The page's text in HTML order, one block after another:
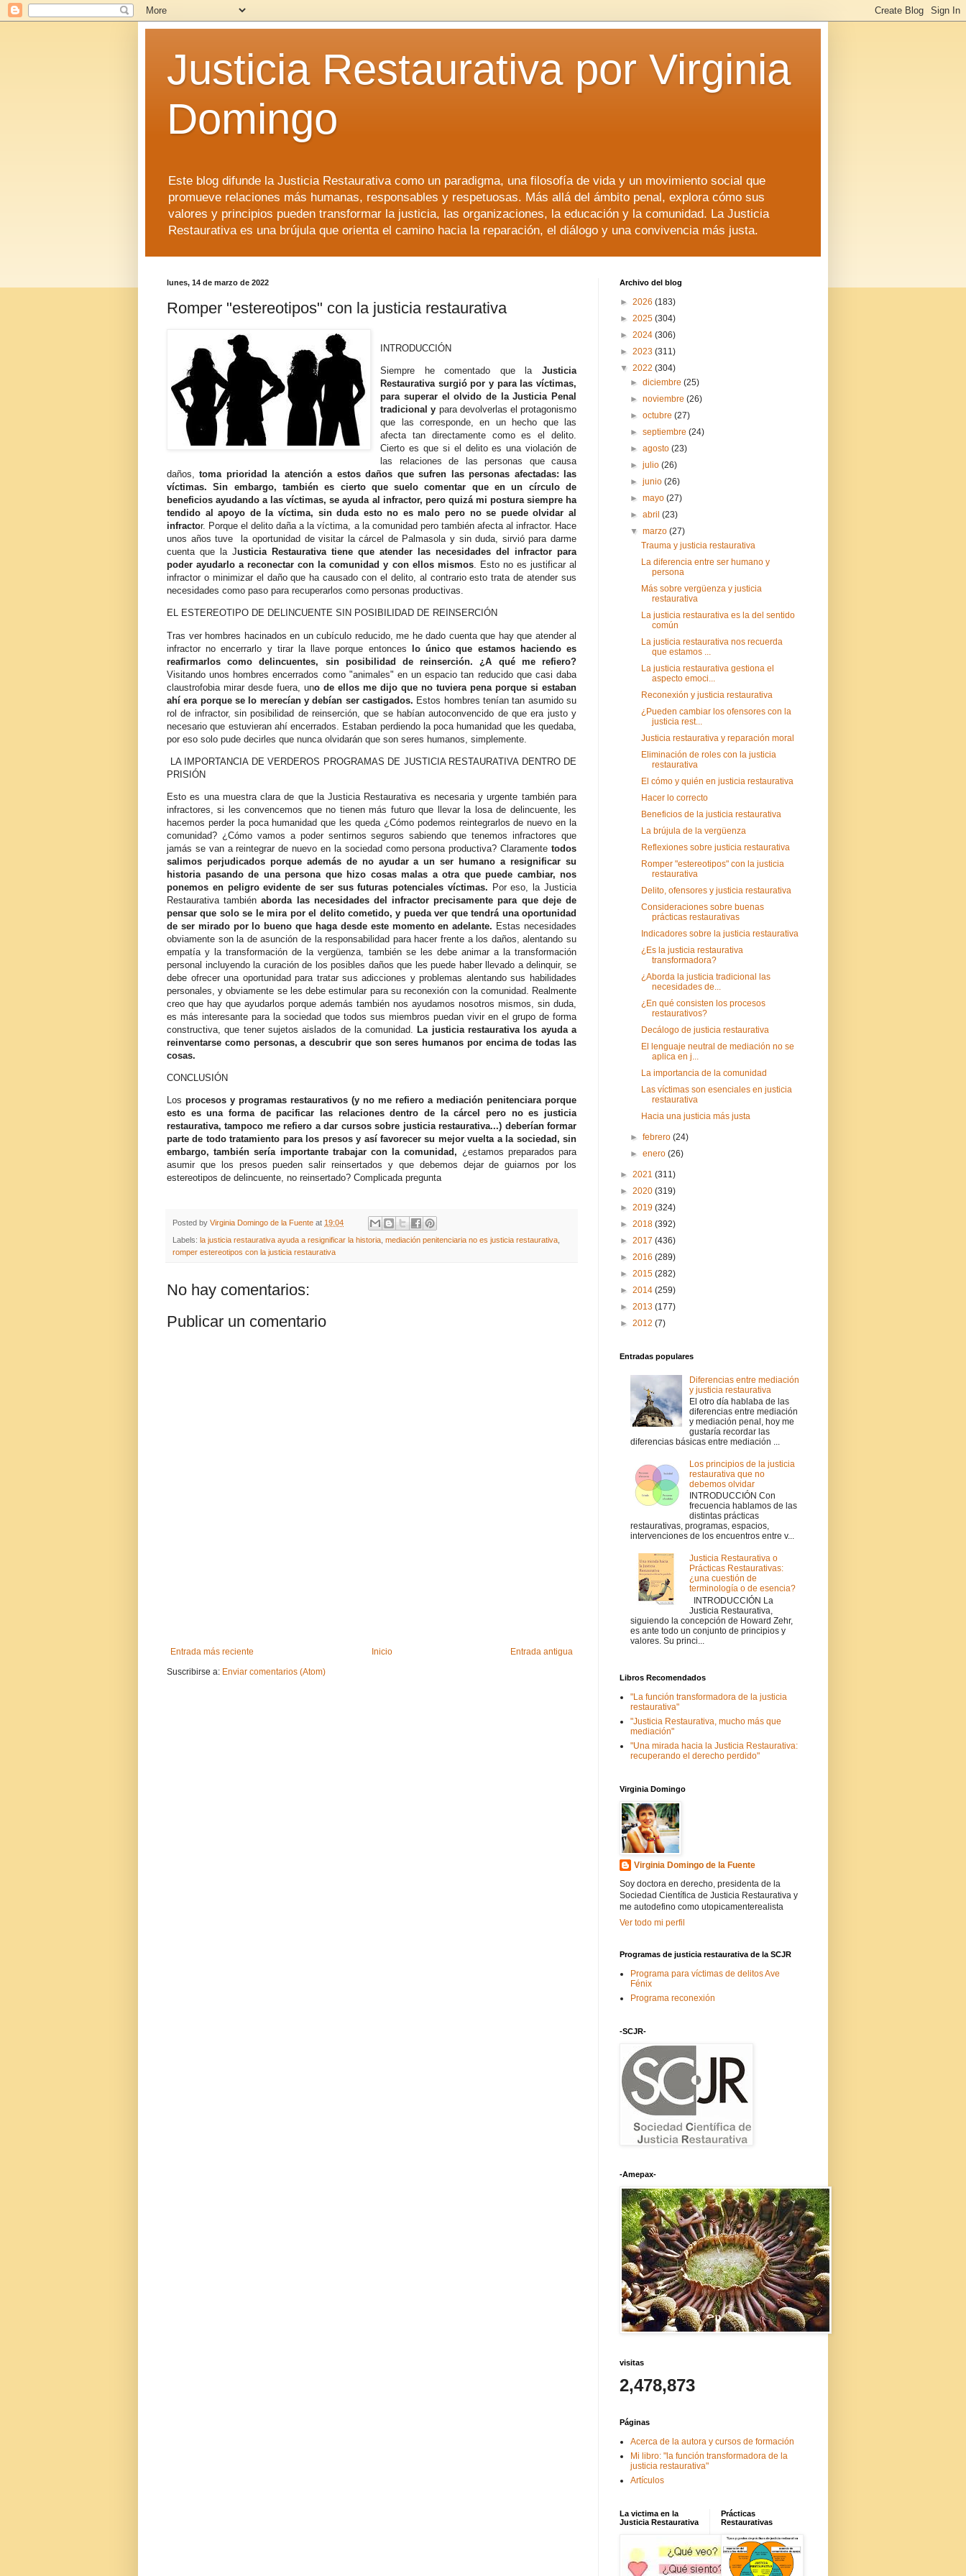
Justicia Restaurativa por Virginia
Domingo
Este blog difunde la Justicia Restaurativa como un paradigma, una filosofía de vida y un movimiento social que
promueve relaciones más humanas, responsables y respetuosas. Más allá del ámbito penal, explora cómo sus
valores y principios pueden transformar la justicia, las organizaciones, la educación y la comunidad. La Justicia
Restaurativa es una brújula que orienta el camino hacia la reparación, el diálogo y una convivencia más justa.
lunes, 14 de marzo de 2022
Romper "estereotipos" con la justicia restaurativa
INTRODUCCIÓN
Siempre he comentado que la Justicia
Restaurativa surgió por y para las víctimas,
para superar el olvido de la Justicia Penal
tradicional y para devolverlas el protagonismo
que las corresponde, en un hecho que las
afecta tan directamente como es el delito.
Cierto es que si el delito es una violación de
las relaciones de las personas que causa
daños,toma prioridad la atención a estos daños que sufren las personas afectadas: las
víctimas. Sin embargo, también es cierto que suelo comentar que en un círculo de
beneficios ayudando a las víctimas, se ayuda al infractor, pero quizá mi postura siempre ha
tendido al apoyo de la víctima, sin duda esto no es malo pero no se puede olvidar al
infractor. Porque el delito daña a la víctima, a la comunidad pero también afecta al infractor. Hace
unos años tuve la oportunidad de visitar la cárcel de Palmasola y sin duda, sirvió para darme
cuenta que la Justicia Restaurativa tiene que atender las necesidades del infractor para
poder ayudarlo a reconectar con la comunidad y con ellos mismos. Esto no es justificar al
infractor o minimizar el daño que ha causado con el delito, al contrario esto trata de atender sus
necesidades como paso para recuperarlos como personas productivas.
EL ESTEREOTIPO DE DELINCUENTE SIN POSIBILIDAD DE REINSERCIÓN
Tras ver hombres hacinados en un cubículo reducido, me he dado cuenta que hay que atender al
infractor no encerrarlo y tirar la llave porque entonces lo único que estamos haciendo es
reafirmarlos como delincuentes, sin posibilidad de reinserción. ¿A qué me refiero?
Visitando unos hombres encerrados como "animales" en un espacio tan reducido que casi daba
claustrofobia mirar desde fuera, uno de ellos me dijo que no tuviera pena porque si estaban
ahí era porque se lo merecían y debían ser castigados. Estos hombres tenían tan asumido su
rol de infractor, sin posibilidad de reinserción, que se habían autoconvencido de que era justo y
necesario que estuvieran ahí encerrados. Estaban perdiendo la poca humanidad que les quedaba,
por eso solo pude decirles que nunca olvidarán que son seres humanos, simplemente.
LA IMPORTANCIA DE VERDEROS PROGRAMAS DE JUSTICIA RESTAURATIVA DENTRO DE
PRISIÓN
Esto es una muestra clara de que la Justicia Restaurativa es necesaria y urgente también para
infractores, si les convencemos que no tienen más futuro que llevar la losa de delincuente, les
hacemos perder la poca humanidad que les queda ¿Cómo podemos reintegrarlos de nuevo en la
comunidad? ¿Cómo vamos a poder sentirnos seguros sabiendo que tenemos infractores que
jamás se van a reintegrar de nuevo en la sociedad como persona productiva? Claramente todos
salimos perjudicados porque además de no ayudar a un ser humano a resignificar su
historia pasando de una persona que hizo cosas malas a otra que puede cambiar, nos
ponemos en peligro evidente de ser sus futuras potenciales víctimas. Por eso, la Justicia
Restaurativa tambiénaborda las necesidades del infractor precisamente para que deje de
pensar que solo se le mira por el delito cometido, y pueda ver que tendrá una oportunidad
de ser mirado por lo bueno que haga desde este momento en adelante. Estas necesidades
obviamente son la de asunción de la responsabilidad para hacer frente a los daños, alentando su
empatía y la transformación de la vergüenza, también se les debe animar a la transformación
personal incluyendo la curación de los posibles daños que les puede haber llevado a delinquir, se
debe ofrecer una oportunidad para tratar sus adicciones y problemas alentando sus habilidades
personales, y obviamente se les debe estimular para su reconexión con la comunidad. Realmente
creo que hay que ayudarlos porque además también nos ayudamos nosotros mismos, sin duda,
es más interesante para la sociedad que todos sus miembros puedan vivir en el grupo de forma
constructiva, que tener sujetos aislados de la comunidad. La justicia restaurativa los ayuda a
reinventarse como personas, a descubrir que son seres humanos por encima de todas las
cosas.
CONCLUSIÓN
Los procesos y programas restaurativos (y no me refiero a mediación penitenciara porque
esto es una forma de pacificar las relaciones dentro de la cárcel pero no es justicia
restaurativa, tampoco me refiero a dar cursos sobre justicia restaurativa...) deberían formar
parte de todo tratamiento para los presos y así favorecer su mejor vuelta a la sociedad, sin
embargo, también sería importante trabajar con la comunidad, ¿estamos preparados para
asumir que los presos pueden salir reinsertados y que debemos dejar de guiarnos por los
estereotipos de delincuente, no reinsertado? Complicada pregunta
Posted by Virginia Domingo de la Fuente at 19:04
Labels: la justicia restaurativa ayuda a resignificar la historia mediación penitenciaria no es justicia restaurativa
romper estereotipos con la justicia restaurativa
No hay comentarios:
Publicar un comentario
Entrada más reciente Entrada antigua
Inicio
Suscribirse a: Enviar comentarios (Atom)
Archivo del blog
► 2026 (183)
► 2025 (304)
► 2024 (306)
► 2023 (311)
▼ 2022 (304)
►diciembre(25)
►noviembre(26)
►octubre(27)
►septiembre(24)
►agosto(23)
►julio(26)
►junio(26)
►mayo(27)
►abril(23)
▼marzo(27)
Trauma y justicia restaurativa
La diferencia entre ser humano y
persona
Más sobre vergüenza y justicia
restaurativa
La justicia restaurativa es la del sentido
común
La justicia restaurativa nos recuerda
que estamos ...
La justicia restaurativa gestiona el
aspecto emoci...
Reconexión y justicia restaurativa
¿Pueden cambiar los ofensores con la
justicia rest...
Justicia restaurativa y reparación moral
Eliminación de roles con la justicia
restaurativa
El cómo y quién en justicia restaurativa
Hacer lo correcto
Beneficios de la justicia restaurativa
La brújula de la vergüenza
Reflexiones sobre justicia restaurativa
Romper "estereotipos" con la justicia
restaurativa
Delito, ofensores y justicia restaurativa
Consideraciones sobre buenas
prácticas restaurativas
Indicadores sobre la justicia restaurativa
¿Es la justicia restaurativa
transformadora?
¿Aborda la justicia tradicional las
necesidades de...
¿En qué consisten los procesos
restaurativos?
Decálogo de justicia restaurativa
El lenguaje neutral de mediación no se
aplica en j...
La importancia de la comunidad
Las víctimas son esenciales en justicia
restaurativa
Hacia una justicia más justa
►febrero(24)
►enero(26)
► 2021 (311)
► 2020 (319)
► 2019 (324)
► 2018 (392)
► 2017 (436)
► 2016 (289)
► 2015 (282)
► 2014 (259)
► 2013 (177)
► 2012 (7)
Entradas populares
Diferencias entre mediación
y justicia restaurativa
El otro día hablaba de las
diferencias entre mediación
y mediación penal, hoy me
gustaría recordar las
diferencias básicas entre mediación ...
Los principios de la justicia
restaurativa que no
debemos olvidar
INTRODUCCIÓN Con
frecuencia hablamos de las
distintas prácticas
restaurativas, programas, espacios,
intervenciones de los encuentros entre v...
Justicia Restaurativa o
Prácticas Restaurativas:
¿una cuestión de
terminología o de esencia?
INTRODUCCIÓN La
Justicia Restaurativa,
siguiendo la concepción de Howard Zehr,
es ante todo un conjunto de principios y
valores. Su princi...
Libros Recomendados
"La función transformadora de la justicia
restaurativa"
"Justicia Restaurativa, mucho más que
mediación"
"Una mirada hacia la Justicia Restaurativa:
recuperando el derecho perdido"
Virginia Domingo
Virginia Domingo de la Fuente
Soy doctora en derecho, presidenta de la
Sociedad Científica de Justicia Restaurativa y
me autodefino como utopicamenterealista
Ver todo mi perfil
Programas de justicia restaurativa de la SCJR
Programa para víctimas de delitos Ave
Fénix
Programa reconexión
-SCJR-
-Amepax-
visitas
2,478,873
Páginas
Acerca de la autora y cursos de formación
Mi libro: "la función transformadora de la
justicia restaurativa"
Artículos
La victima en la
Justicia Restaurativa
Prácticas
Restaurativas